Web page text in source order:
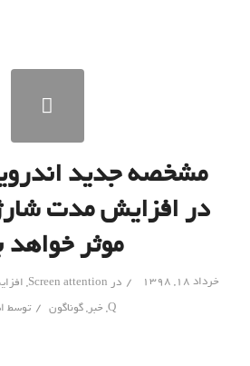
در افزایش مدت
موثر خواهد
خرداد ۱۸, ۱۳۹۸ / در Screen attention
,
Q
,خبر,گوناگون / توسط